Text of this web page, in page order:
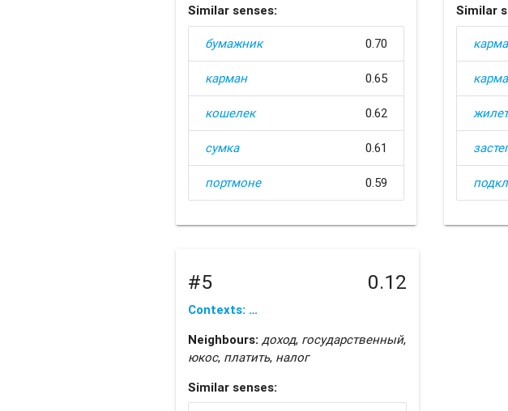
Similar senses:
бумажник 0.70
карман 0.65
кошелек 0.62
сумка 0.61
портмоне 0.59
Similar
#5 0.12
Contexts: …
Neighbours: доход, государственный,
юкос, платить, налог
Similar senses: